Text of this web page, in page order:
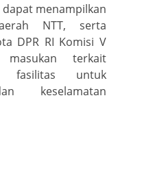
menampilkan
NTT, serta
DPR RI Komisi V
masukan terkait
fasilitas untuk
keselamatan